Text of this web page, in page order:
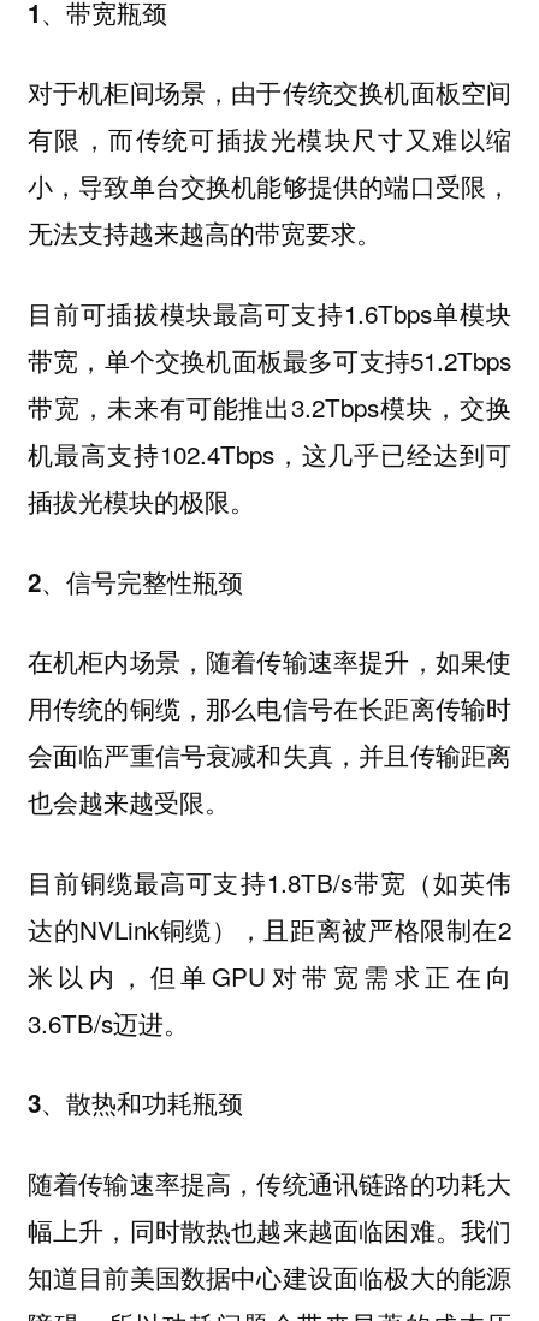
1、带宽瓶颈
对于机柜间场景，由于传统交换机面板空间
有限，而传统可插拔光模块尺寸又难以缩
小，导致单台交换机能够提供的端口受限，
无法支持越来越高的带宽要求。
目前可插拔模块最高可支持1.6Tbps单模块
带宽，单个交换机面板最多可支持51.2Tbps
带宽，未来有可能推出3.2Tbps模块，交换
机最高支持102.4Tbps，这几乎已经达到可
插拔光模块的极限。
2、信号完整性瓶颈
在机柜内场景，随着传输速率提升，如果使
用传统的铜缆，那么电信号在长距离传输时
会面临严重信号衰减和失真，并且传输距离
也会越来越受限。
目前铜缆最高可支持1.8TB/s带宽（如英伟
达的NVLink铜缆），且距离被严格限制在2
米以内，但单GPU对带宽需求正在向
3.6TB/s迈进。
3、散热和功耗瓶颈
随着传输速率提高，传统通讯链路的功耗大
幅上升，同时散热也越来越面临困难。我们
知道目前美国数据中心建设面临极大的能源